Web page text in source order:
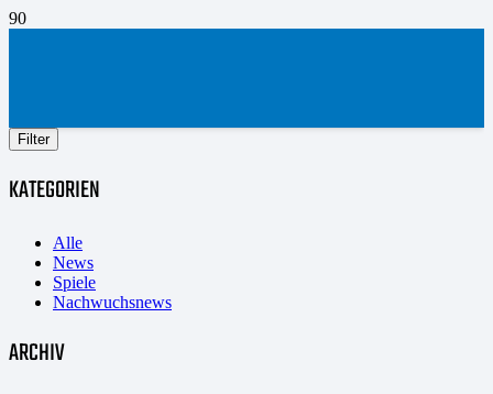
Filter
KATEGORIEN
Alle
News
Spiele
Nachwuchsnews
ARCHIV